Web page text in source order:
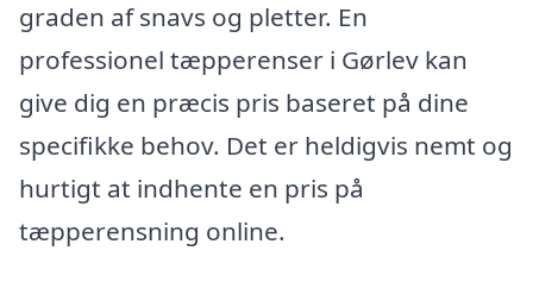
graden af snavs og pletter. En
professionel tæpperenser i Gørlev kan
give dig en præcis pris baseret på dine
specifikke behov. Det er heldigvis nemt og
hurtigt at indhente en pris på
tæpperensning online.